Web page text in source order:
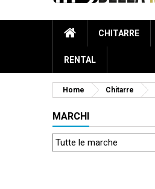
CHITARRE
RENTAL
Home Chitarre
MARCHI